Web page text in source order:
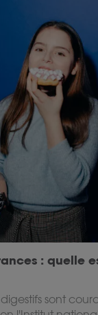
: quelle
sont